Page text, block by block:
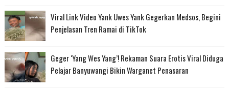
Viral Link Video Yank Uwes Yank Gegerkan Medsos, Begini
Penjelasan Tren Ramai di TikTok
Geger ‘Yang Wes Yang’! Rekaman Suara Erotis Viral Diduga
Pelajar Banyuwangi Bikin Warganet Penasaran